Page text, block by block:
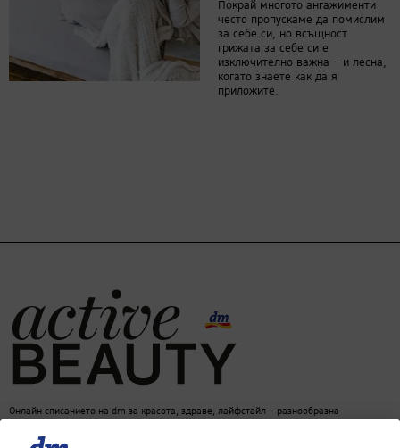
Покрай многото ангажименти
често пропускаме да помислим
за себе си, но всъщност
грижата за себе си е
изключително важна – и лесна,
когато знаете как да я
приложите.
Онлайн списанието на dm за красота, здраве, лайфстайл – разнообразна